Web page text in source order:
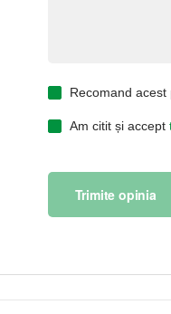
Recomand acest
Am citit și accept
Trimite opinia